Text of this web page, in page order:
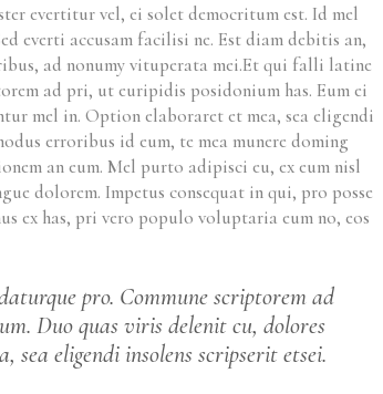
evertitur vel, ei solet democritum est. Id mel
everti accusam facilisi ne. Est diam debitis an,
ad nonumy vituperata mei.Et qui falli latine
ad pri, ut euripidis posidonium has. Eum ei
mel in. Option elaboraret et mea, sea eligendi
erroribus id eum, te mea munere doming
an eum. Mel purto adipisci eu, ex eum nisl
dolorem. Impetus consequat in qui, pro posse
ex has, pri vero populo voluptaria eum no, eos
pro. Commune scriptorem ad
Duo quas viris delenit cu, dolores
eligendi insolens scripserit etsei.